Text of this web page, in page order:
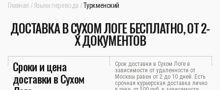
Главная Языки перевода Туркменский
ДОСТАВКА В СУХОМ ЛОГЕ БЕСПЛАТНО, ОТ 2-
Х ДОКУМЕНТОВ
Сроки и цена
доставки в Сухом
Срок доставки в Сухом Логе в
зависимости от удаленности от
Москвы равен от 2 до 10 дней. Есть
срочная курьерская доставка лично